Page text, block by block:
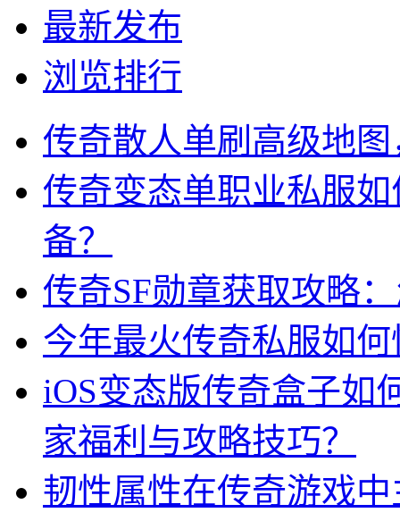
最新发布
浏览排行
传奇散人单刷高级地
传奇变态单职业私服
备？
传奇SF勋章获取攻略
今年最火传奇私服如
iOS变态版传奇盒子如
家福利与攻略技巧？
韧性属性在传奇游戏